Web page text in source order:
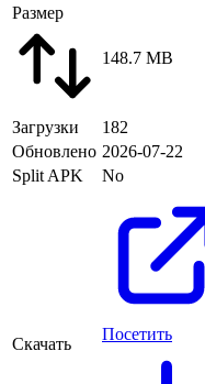
Размер
148.7 MB
Загрузки 182
Обновлено 2026-07-22
Split APK
No
Скачать
Посетить